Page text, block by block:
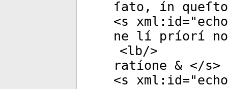
ſato, ín
<s xml:id="
ne lí príorí
<lb/>
ratíone & </s>
<s xml:id="